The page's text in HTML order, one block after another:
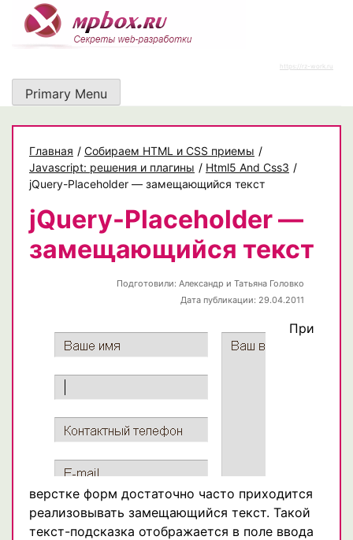
content
https://rz-work.ru
Primary Menu
Главная / Собираем HTML и CSS приемы /
Javascript: решения и плагины / Html5 And Css3 /
jQuery-Placeholder — замещающийся текст
jQuery-Placeholder —
замещающийся текст
Подготовили: Александр и Татьяна Головко
Дата публикации: 29.04.2011
При
верстке форм достаточно часто приходится
реализовывать замещающийся текст. Такой
текст-подсказка отображается в поле ввода